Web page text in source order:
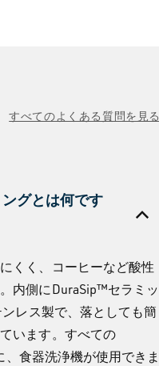
すべてのよくある質問を見る
グとは何です
くく、コーヒーなど酸性
内側にDuraSip™セラミッ
レス製で、落としても簡
います。すべての
食器洗浄機が使用できま